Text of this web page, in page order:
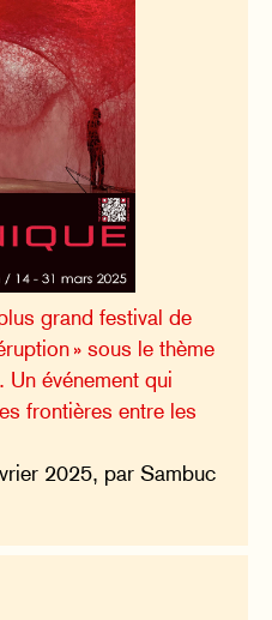
grand festival de
» sous le thème
événement qui
frontières entre les
2025, par Sambuc